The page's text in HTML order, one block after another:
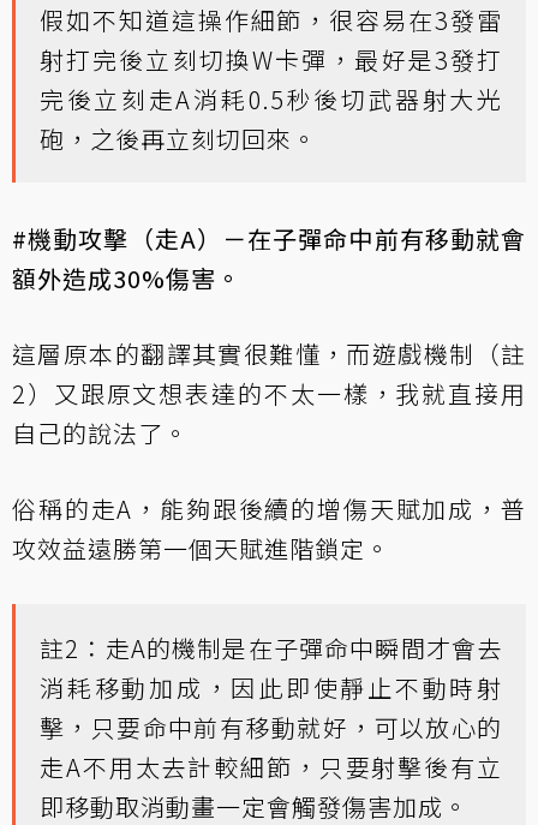
假如不知道這操作細節，很容易在3發雷
射打完後立刻切換W卡彈，最好是3發打
完後立刻走A消耗0.5秒後切武器射大光
砲，之後再立刻切回來。
#機動攻擊（走A）－在子彈命中前有移動就會
額外造成30%傷害。
這層原本的翻譯其實很難懂，而遊戲機制（註
2）又跟原文想表達的不太一樣，我就直接用
自己的說法了。
俗稱的走A，能夠跟後續的增傷天賦加成，普
攻效益遠勝第一個天賦進階鎖定。
註2：走A的機制是在子彈命中瞬間才會去
消耗移動加成，因此即使靜止不動時射
擊，只要命中前有移動就好，可以放心的
走A不用太去計較細節，只要射擊後有立
即移動取消動畫一定會觸發傷害加成。